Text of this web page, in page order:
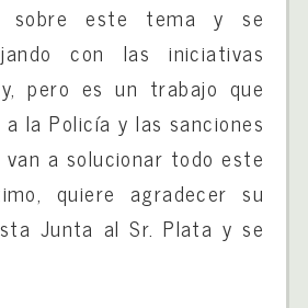
sobre este tema y se
con las iniciativas
pero es un trabajo que
la Policía y las sanciones
a solucionar todo este
quiere agradecer su
Junta al Sr. Plata y se